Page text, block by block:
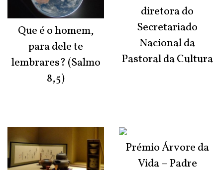
Que é o homem,
para dele te
lembrares? (Salmo
8,5)
diretora do
Secretariado
Nacional da
Pastoral da Cultura
Prémio Árvore da
Vida – Padre